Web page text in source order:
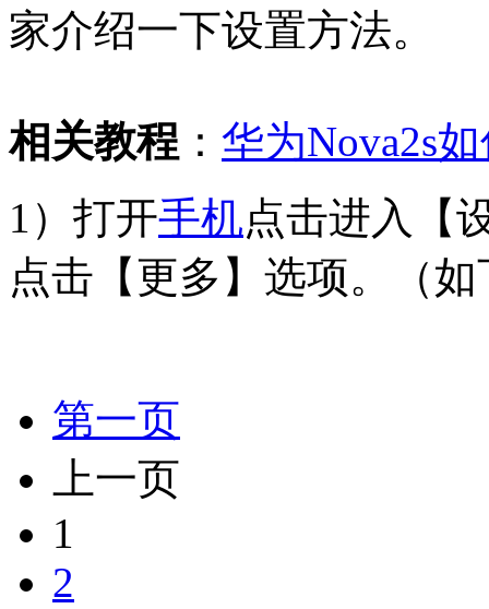
家介绍一下设置方法。
相关教程 ： 华为Nova2s
1）打开手机点击进入【
点击【更多】选项。（
第一页
上一页
1
2